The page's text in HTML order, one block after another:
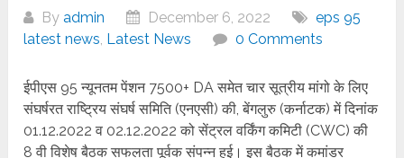
Byadmin December 6, 2022
eps 95
latest news, Latest News 0 Comments
ईपीएस 95 न्यूनतम पेंशन 7500+ DA समेत चार सूत्रीय मांगो के लिए
संघर्षरत राष्ट्रिय संघर्ष समिति (एनएसी) की, बेंगलुरु (कर्नाटक) में दिनांक
01.12.2022 व 02.12.2022 को सेंट्रल वर्किंग कमिटी (CWC) की
8 वी विशेष बैठक सफलता पूर्वक संपन्न हुई। इस बैठक में कमांडर